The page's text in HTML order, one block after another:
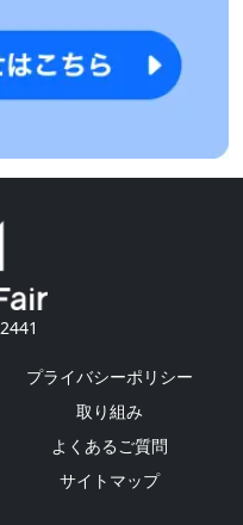
プライバシーポリシー
取り組み
よくあるご質問
サイトマップ